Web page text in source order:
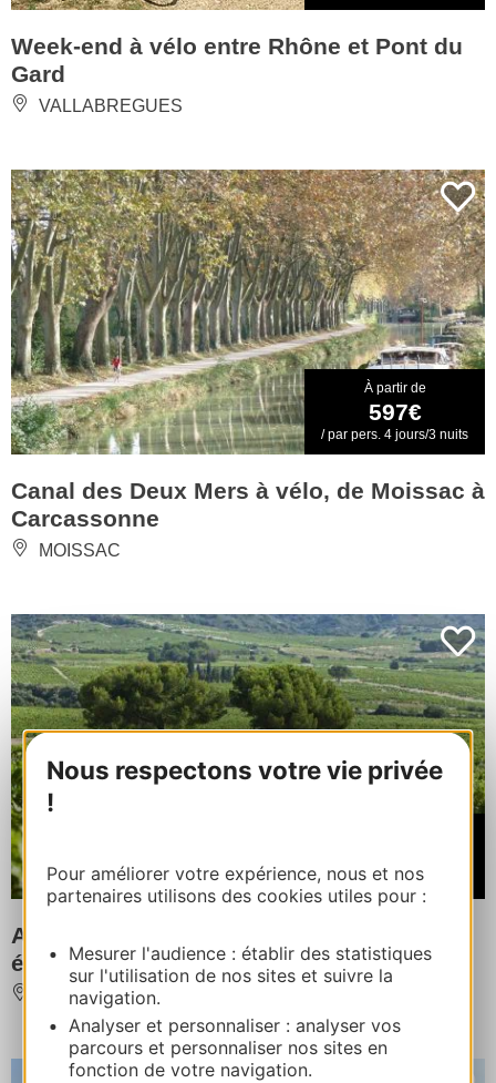
Nous respectons votre vie privée
!
Pour améliorer votre expérience, nous et nos
partenaires utilisons des cookies utiles pour :
Mesurer l'audience : établir des statistiques
sur l'utilisation de nos sites et suivre la
navigation.
Analyser et personnaliser : analyser vos
parcours et personnaliser nos sites en
fonction de votre navigation.
Week-end à vélo entre Rhône et Pont du
Gard
VALLABREGUES
À partir de
597€
/ par pers. 4 jours/3 nuits
Canal des Deux Mers à vélo, de Moissac à
Carcassonne
MOISSAC
/ par pers./ Expérience
Autour du Pont du Gard : balade en vélo
électrique et dégustation de vins
ARGILLIERS